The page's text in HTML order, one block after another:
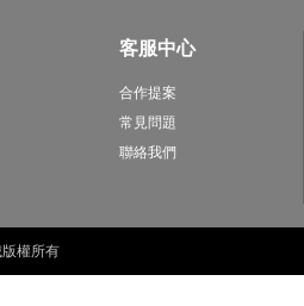
客服中心
合作提案
常見問題
聯絡我們
版權所有